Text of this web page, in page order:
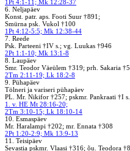
1Pt 4:1-11; Mk 12:28-37
6. Neljapäev
Konst. patr. aps. Footi Suur †891;
Smürna psk. Vukol †100
1Pt 4:12-5:5; Mk 12:38-44
7. Reede
Psk. Parteeni †IV s.; vg. Luukas †946
2Pt 1:1-10; Mk 13:1-8
8. Laupäev
Smr. Teodor Väeülem †319; prh. Sakaria
2Tm 2:11-19; Lk 18:2-8
9. Pühapäev
Tölneri ja variseri pühapäev
PL. Mr. Nikifor †257; pskmr. Pankraati †I s.
1. v. HE Mt 28:16-20;
2Tm 3:10-15; Lk 18:10-14
10. Esmaspäev
Mr. Haralampi †202; mr. Ennata †308
2Pt 1:20-2:9; Mk 13:9-13
11. Teisipäev
Sevastia pskmr. Vlaasi †316; õu. Teodora